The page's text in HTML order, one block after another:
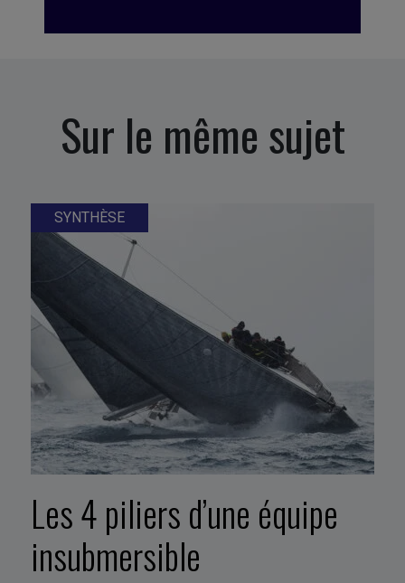
Sur le même sujet
SYNTHÈSE
Les 4 piliers d’une équipe
insubmersible